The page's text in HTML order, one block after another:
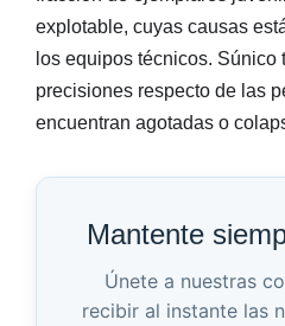
explotable, cuyas causas
los equipos técnicos.
precisiones respecto de las
encuentran agotadas o
Mantente
Únete a nuestras
recibir al instante las